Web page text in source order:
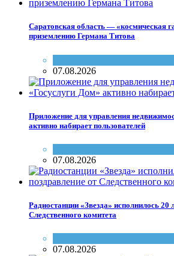
Саратовская область — «космическая
приземлению Германа Титова
07.08.2026
Приложение для управления
активно набирает пользователей
07.08.2026
Радиостанции «Звезда» исполнилось 20
Следственного комитета
07.08.2026